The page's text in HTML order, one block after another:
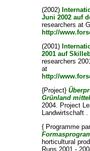
(2002)
Juni 2002 auf
researchers at
http://
(2001)
2001 auf
researchers
at
http://
{Project}
Grünland
2004. Project
Landwirtschaft .
{ Programme
horticultural
Runs 2001 -